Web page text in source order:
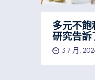
多元不飽
研究告訴
3 7 月,